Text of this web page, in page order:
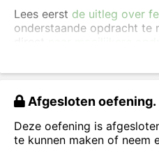
Lees eerst de uitleg over
onderstaande opdracht te
of mening.
Afgesloten oefening.
Deze oefening is
te kunnen maken of neem